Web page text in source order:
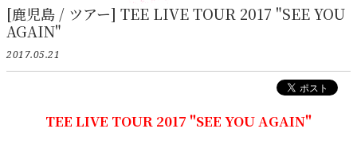
[鹿児島 / ツアー] TEE LIVE TOUR 2017 "SEE YOU
AGAIN"
2017.05.21
TEE LIVE TOUR 2017 "SEE YOU AGAIN"